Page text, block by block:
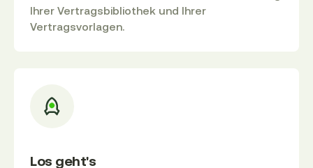
Ihrer Vertragsbibliothek und Ihrer
Vertragsvorlagen.
Los geht's